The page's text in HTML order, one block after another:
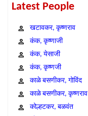
Latest People
खटावकर, कृष्णराव
कंक, कृष्णाजी
कंक, येसाजी
कंक, कृष्णजी
काळे बसणीकर, गोविंद
काळे बसणीकर, कृष्णराव
कोल्हटकर, बळवंत